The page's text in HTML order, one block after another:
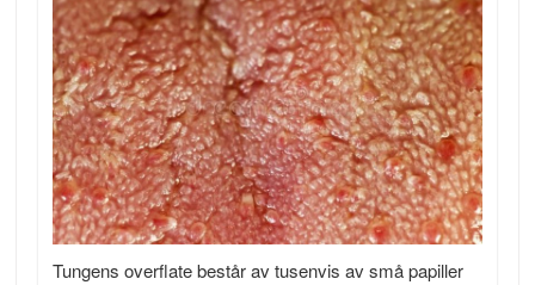
Tungens overflate består av tusenvis av små papiller